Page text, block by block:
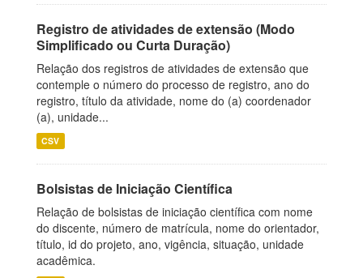
Registro de atividades de extensão (Modo
Simplificado ou Curta Duração)
Relação dos registros de atividades de extensão que
contemple o número do processo de registro, ano do
registro, título da atividade, nome do (a) coordenador
(a), unidade...
CSV
Bolsistas de Iniciação Científica
Relação de bolsistas de iniciação científica com nome
do discente, número de matrícula, nome do orientador,
título, id do projeto, ano, vigência, situação, unidade
acadêmica.